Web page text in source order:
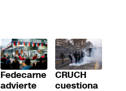
Fedecarne
advierte
CRUCH
cuestiona